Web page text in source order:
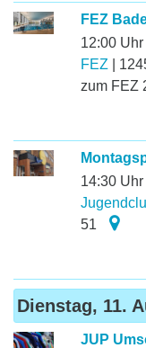
FEZ
12:00
FEZ
zum FEZ
14:30 Uhr
51
Dienstag, 11.
JUP